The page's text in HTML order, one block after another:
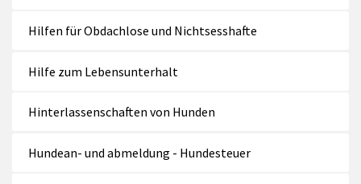
Hilfen für Obdachlose und Nichtsesshafte
Hilfe zum Lebensunterhalt
Hinterlassenschaften von Hunden
Hundean- und abmeldung - Hundesteuer